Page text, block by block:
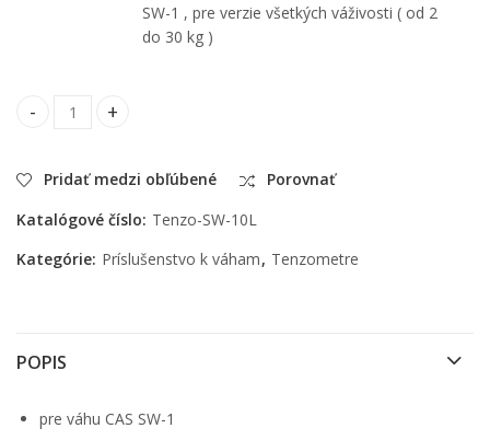
SW-1 , pre verzie všetkých váživosti ( od 2
do 30 kg )
Tenzometer pre váhu CAS SW-1 quantity
Pridať medzi obľúbené
Porovnať
Katalógové číslo: Tenzo-SW-10L
Kategórie: Príslušenstvo k váham, Tenzometre
POPIS
pre váhu CAS SW-1